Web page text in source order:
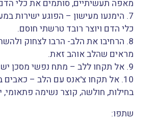
מאפה תעשיתיים, סותמים את כלי
7. הימנעו מעישון – הפוגע ישירות
כלי הדם ויוצר רובד טרשתי חוסם.
8. הרחיבו את הלב- הרבו לצחוק
מראים שהלב אוהב זאת.
9. אל תקחו ללב – מתח נפשי מסכן ישירות את הלב.
10. אל תקחו צ'אנס עם הלב – כאבים
בחילות, חולשה, קוצר נשימה פתאומי,
שתפו: